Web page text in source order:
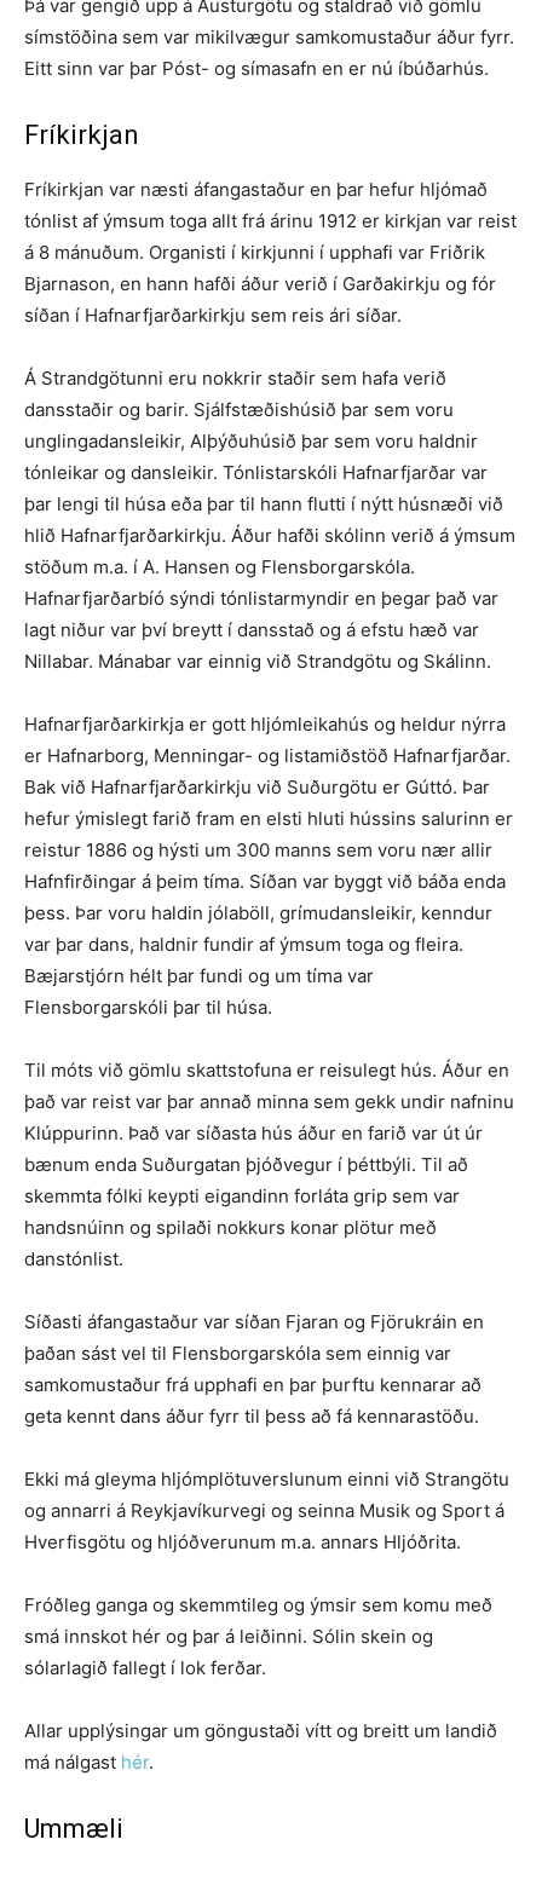
Þá var gengið upp á Austurgötu og staldrað við gömlu
símstöðina sem var mikilvægur samkomustaður áður fyrr.
Eitt sinn var þar Póst- og símasafn en er nú íbúðarhús.
Fríkirkjan
Fríkirkjan var næsti áfangastaður en þar hefur hljómað
tónlist af ýmsum toga allt frá árinu 1912 er kirkjan var reist
á 8 mánuðum. Organisti í kirkjunni í upphafi var Friðrik
Bjarnason, en hann hafði áður verið í Garðakirkju og fór
síðan í Hafnarfjarðarkirkju sem reis ári síðar.
Á Strandgötunni eru nokkrir staðir sem hafa verið
dansstaðir og barir. Sjálfstæðishúsið þar sem voru
unglingadansleikir, Alþýðuhúsið þar sem voru haldnir
tónleikar og dansleikir. Tónlistarskóli Hafnarfjarðar var
þar lengi til húsa eða þar til hann flutti í nýtt húsnæði við
hlið Hafnarfjarðarkirkju. Áður hafði skólinn verið á ýmsum
stöðum m.a. í A. Hansen og Flensborgarskóla.
Hafnarfjarðarbíó sýndi tónlistarmyndir en þegar það var
lagt niður var því breytt í dansstað og á efstu hæð var
Nillabar. Mánabar var einnig við Strandgötu og Skálinn.
Hafnarfjarðarkirkja er gott hljómleikahús og heldur nýrra
er Hafnarborg, Menningar- og listamiðstöð Hafnarfjarðar.
Bak við Hafnarfjarðarkirkju við Suðurgötu er Gúttó. Þar
hefur ýmislegt farið fram en elsti hluti hússins salurinn er
reistur 1886 og hýsti um 300 manns sem voru nær allir
Hafnfirðingar á þeim tíma. Síðan var byggt við báða enda
þess. Þar voru haldin jólaböll, grímudansleikir, kenndur
var þar dans, haldnir fundir af ýmsum toga og fleira.
Bæjarstjórn hélt þar fundi og um tíma var
Flensborgarskóli þar til húsa.
Til móts við gömlu skattstofuna er reisulegt hús. Áður en
það var reist var þar annað minna sem gekk undir nafninu
Klúppurinn. Það var síðasta hús áður en farið var út úr
bænum enda Suðurgatan þjóðvegur í þéttbýli. Til að
skemmta fólki keypti eigandinn forláta grip sem var
handsnúinn og spilaði nokkurs konar plötur með
danstónlist.
Síðasti áfangastaður var síðan Fjaran og Fjörukráin en
þaðan sást vel til Flensborgarskóla sem einnig var
samkomustaður frá upphafi en þar þurftu kennarar að
geta kennt dans áður fyrr til þess að fá kennarastöðu.
Ekki má gleyma hljómplötuverslunum einni við Strangötu
og annarri á Reykjavíkurvegi og seinna Musik og Sport á
Hverfisgötu og hljóðverunum m.a. annars Hljóðrita.
Fróðleg ganga og skemmtileg og ýmsir sem komu með
smá innskot hér og þar á leiðinni. Sólin skein og
sólarlagið fallegt í lok ferðar.
Allar upplýsingar um göngustaði vítt og breitt um landið
má nálgast hér.
Ummæli